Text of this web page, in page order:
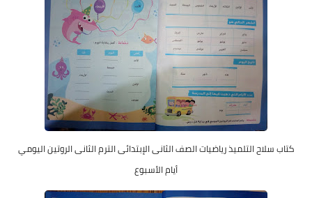
كتاب سلاح التلميذ رياضيات الصف الثانى الإبتدائى الترم الثانى الروتين اليومي
أيام الأسبوع